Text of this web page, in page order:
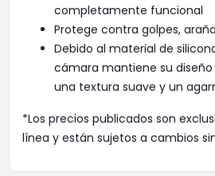
completamente funcional
Protege contra golpes,
Debido al material de
cámara mantiene su
una textura suave y un
*Los precios publicados son
línea y están sujetos a cambios